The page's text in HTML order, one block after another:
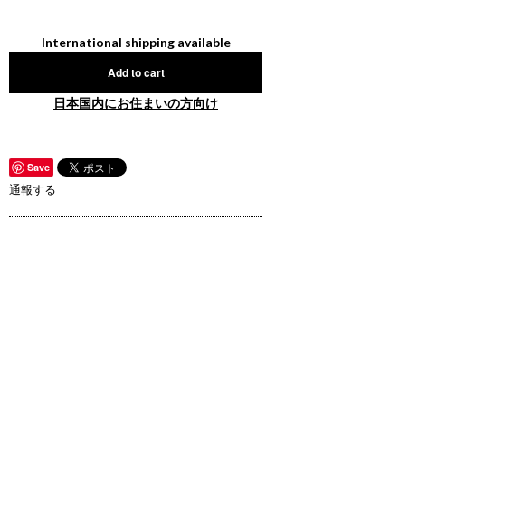
International shipping available
Add to cart
日本国内にお住まいの方向け
Save
通報する